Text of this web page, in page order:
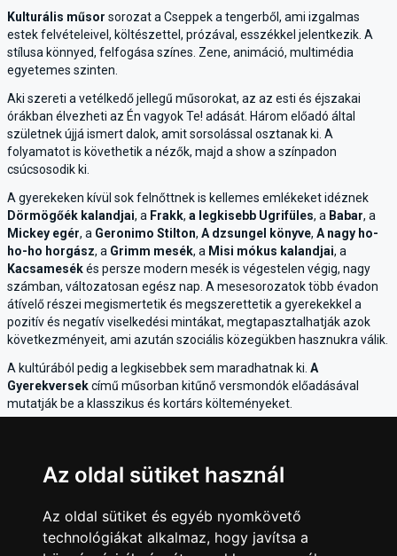
Kulturális műsor sorozat a Cseppek a tengerből, ami izgalmas
estek felvételeivel, költészettel, prózával, esszékkel jelentkezik. A
stílusa könnyed, felfogása színes. Zene, animáció, multimédia
egyetemes szinten.
Aki szereti a vetélkedő jellegű műsorokat, az az esti és éjszakai
órákban élvezheti az Én vagyok Te! adását. Három előadó által
születnek újjá ismert dalok, amit sorsolással osztanak ki. A
folyamatot is követhetik a nézők, majd a show a színpadon
csúcsosodik ki.
A gyerekeken kívül sok felnőttnek is kellemes emlékeket idéznek
Dörmögőék kalandjai, a Frakk, a legkisebb Ugrifüles, a Babar, a
Mickey egér, a Geronimo Stilton, A dzsungel könyve, A nagy ho-
ho-ho horgász, a Grimm mesék, a Misi mókus kalandjai, a
Kacsamesékés persze modern mesék is végestelen végig, nagy
számban, változatosan egész nap. A mesesorozatok több évadon
átívelő részei megismertetik és megszerettetik a gyerekekkel a
pozitív és negatív viselkedési mintákat, megtapasztalhatják azok
következményeit, ami azután szociális közegükben hasznukra válik.
A kultúrából pedig a legkisebbek sem maradhatnak ki. A
Gyerekversekcímű műsorban kitűnő versmondók előadásával
mutatják be a klasszikus és kortárs költeményeket.
dugongok, itatók, viharok bonyodalmai.
kultúrának szentelt idő eltöltésének hasznos terepe. Ajánljuk
minden családnak. A meseprogramok kiválasztására a TV Mustrán
a gyerekeket is megtaníthatjuk.
Az oldal sütiket használ
Az oldal sütiket és egyéb nyomkövető
technológiákat alkalmaz, hogy javítsa a